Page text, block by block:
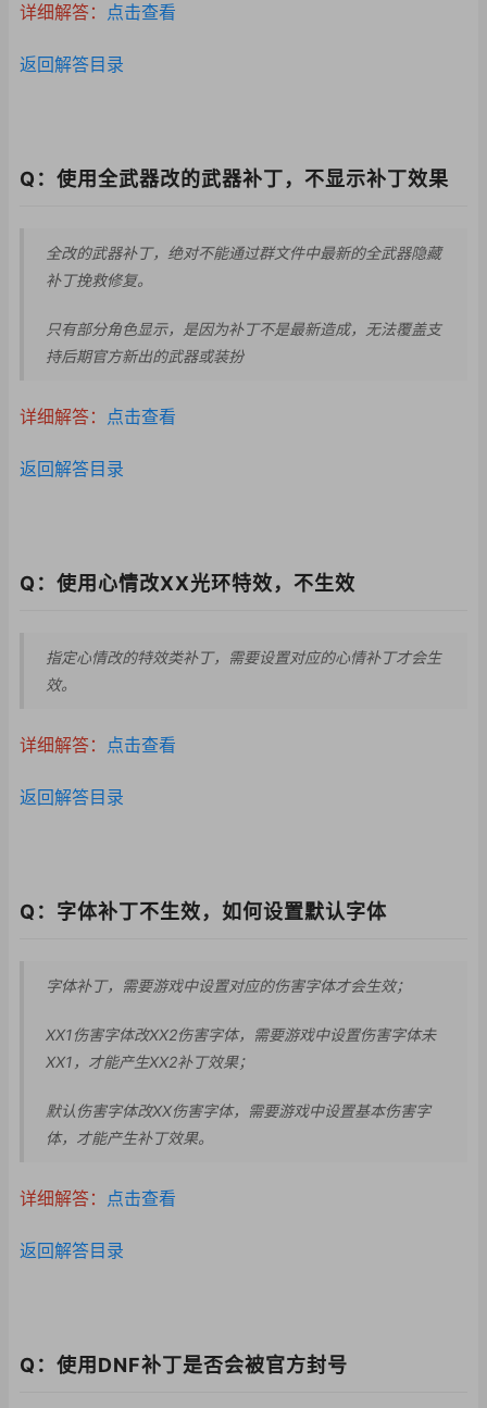
详细解答： 点击查看
返回解答目录
Q：使用全武器改的武器补丁，不显示补丁效果
全改的武器补丁，绝对不能通过群文件中最新的全武器隐藏
补丁挽救修复。
只有部分角色显示，是因为补丁不是最新造成，无法覆盖支
持后期官方新出的武器或装扮
详细解答： 点击查看
返回解答目录
Q：使用心情改XX光环特效，不生效
指定心情改的特效类补丁，需要设置对应的心情补丁才会生
效。
详细解答： 点击查看
返回解答目录
Q：字体补丁不生效，如何设置默认字体
字体补丁，需要游戏中设置对应的伤害字体才会生效；
XX1伤害字体改XX2伤害字体，需要游戏中设置伤害字体未
XX1，才能产生XX2补丁效果；
默认伤害字体改XX伤害字体，需要游戏中设置基本伤害字
体，才能产生补丁效果。
详细解答： 点击查看
返回解答目录
Q：使用DNF补丁是否会被官方封号